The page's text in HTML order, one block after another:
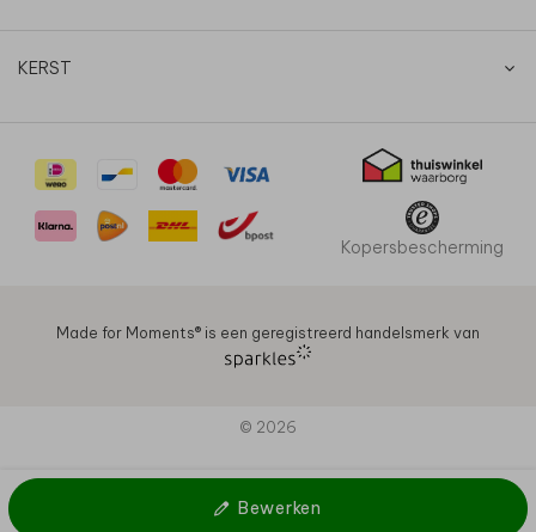
Bewerken
KERST
Kopersbescherming
Made for Moments®️ is een geregistreerd handelsmerk van
© 2026